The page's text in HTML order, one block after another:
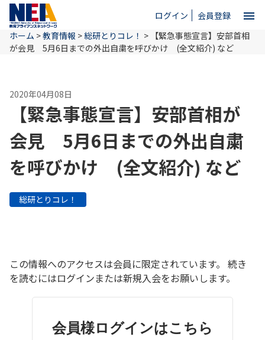
ログイン 会員登録 menu
ホーム
NEAとは
教育情報
お問い合わせ
ホーム >教育情報 >総研とりコレ！ > 【緊急事態宣言】安部首相
が会見 5月6日までの外出自粛を呼びかけ (全文紹介) など
2020年04月08日
【緊急事態宣言】安部首相が
会見 5月6日までの外出自粛
を呼びかけ (全文紹介) など
総研とりコレ！
この情報へのアクセスは会員に限定されています。 続き
を読むにはログインまたは新規入会をお願いします。
会員様ログインはこちら